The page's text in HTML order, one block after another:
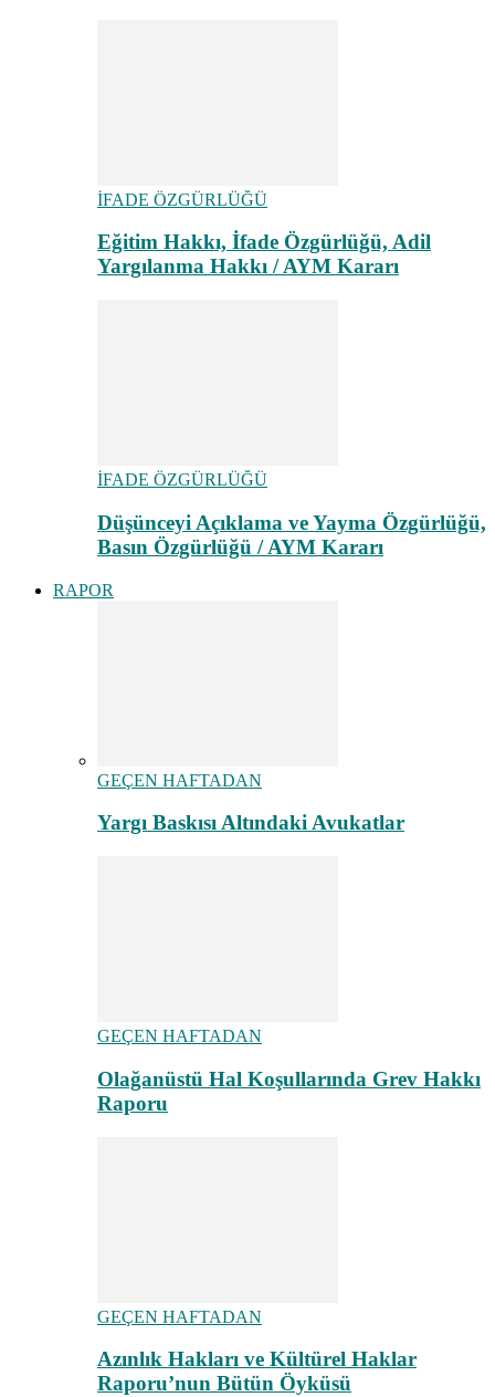
İFADE ÖZGÜRLÜĞÜ
Eğitim Hakkı, İfade Özgürlüğü, Adil
Yargılanma Hakkı / AYM Kararı
İFADE ÖZGÜRLÜĞÜ
Düşünceyi Açıklama ve Yayma Özgürlüğü,
Basın Özgürlüğü / AYM Kararı
RAPOR
GEÇEN HAFTADAN
Yargı Baskısı Altındaki Avukatlar
GEÇEN HAFTADAN
Olağanüstü Hal Koşullarında Grev Hakkı
Raporu
GEÇEN HAFTADAN
Azınlık Hakları ve Kültürel Haklar
Raporu’nun Bütün Öyküsü